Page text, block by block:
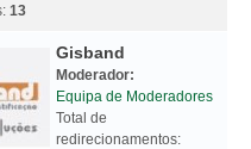
13
Gisband
Moderador:
Equipa de Moderadores
Total de
redirecionamentos: